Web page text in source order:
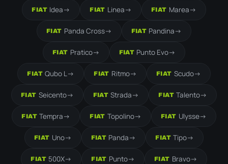
FIAT Idea-> FIAT Linea-> FIAT Marea->
FIAT Panda Cross-> FIAT Pandina->
FIAT Pratico-> FIAT Punto Evo->
FIAT Qubo L-> FIAT Ritmo-> FIAT Scudo->
FIAT Seicento-> FIAT Strada-> FIAT Talento->
FIAT Tempra-> FIAT Topolino-> FIAT Ulysse->
FIAT Uno-> FIAT Panda-> FIAT Tipo->
FIAT 500X-> FIAT Punto-> FIAT Bravo->